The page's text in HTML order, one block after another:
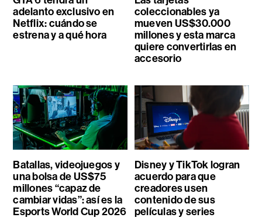
adelanto exclusivo en
Netflix: cuándo se
estrena y a qué hora
coleccionables ya
mueven US$30.000
millones y esta marca
quiere convertirlas en
accesorio
Batallas, videojuegos y
una bolsa de US$75
millones “capaz de
cambiar vidas”: así es la
Esports World Cup 2026
Disney y TikTok logran
acuerdo para que
creadores usen
contenido de sus
películas y series